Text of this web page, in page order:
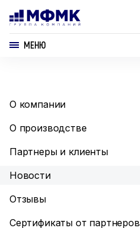
МЕНЮ
О компании
О производстве
Партнеры и клиенты
Новости
Отзывы
Сертификаты от партнеров